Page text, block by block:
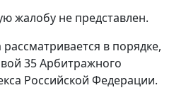
жалобу не представлен.
в порядке,
35 Арбитражного
Российской Федерации.